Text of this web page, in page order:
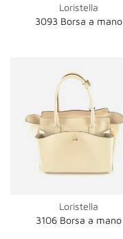
Loristella
3093 Borsa a mano
Loristella
3106 Borsa a mano